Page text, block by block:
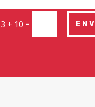
3 + 10 =